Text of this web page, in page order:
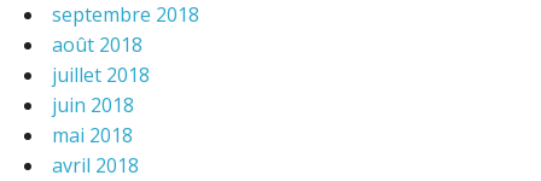
septembre 2018
août 2018
juillet 2018
juin 2018
mai 2018
avril 2018